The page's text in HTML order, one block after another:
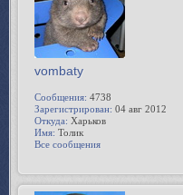
vombaty
Сообщения: 4738
Зарегистрирован: 04 авг 2012
Откуда: Харьков
Имя: Толик
Все сообщения